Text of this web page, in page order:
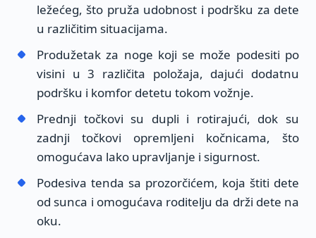
ležećeg, što pruža udobnost i podršku za dete
u različitim situacijama.
Produžetak za noge koji se može podesiti po
visini u 3 različita položaja, dajući dodatnu
podršku i komfor detetu tokom vožnje.
Prednji točkovi su dupli i rotirajući, dok su
zadnji točkovi opremljeni kočnicama, što
omogućava lako upravljanje i sigurnost.
Podesiva tenda sa prozorčićem, koja štiti dete
od sunca i omogućava roditelju da drži dete na
oku.